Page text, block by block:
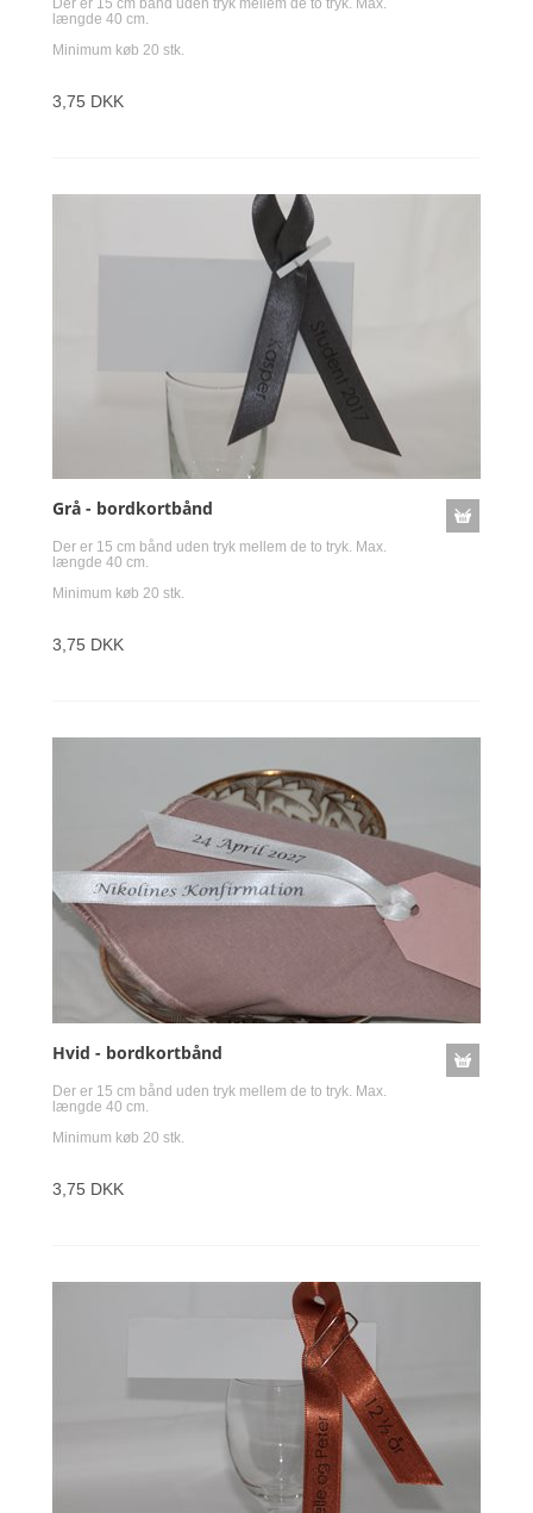
længde 40 cm.
Minimum køb 20 stk.
3,75 DKK
Grå - bordkortbånd
Der er 15 cm bånd uden tryk mellem de to tryk. Max.
længde 40 cm.
Minimum køb 20 stk.
3,75 DKK
Hvid - bordkortbånd
Der er 15 cm bånd uden tryk mellem de to tryk. Max.
længde 40 cm.
Minimum køb 20 stk.
3,75 DKK